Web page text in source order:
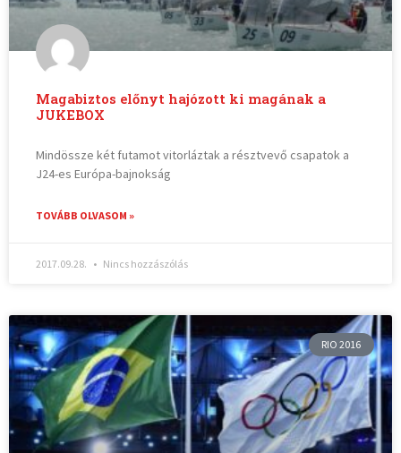
Magabiztos előnyt hajózott ki magának a
JUKEBOX
Mindössze két futamot vitorláztak a résztvevő csapatok a
J24-es Európa-bajnokság
TOVÁBB OLVASOM »
2017.09.28. Nincs hozzászólás
RIO 2016